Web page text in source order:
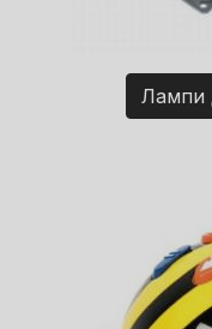
Лампи